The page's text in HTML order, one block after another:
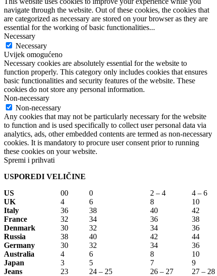
navigate through the website. Out of these cookies, the cookies that
are categorized as necessary are stored on your browser as they are
essential for the working of basic functionalities...
Necessary
Necessary
Uvijek omogućeno
Necessary cookies are absolutely essential for the website to
function properly. This category only includes cookies that ensures
basic functionalities and security features of the website. These
cookies do not store any personal information.
Non-necessary
Non-necessary
Any cookies that may not be particularly necessary for the website
to function and is used specifically to collect user personal data via
analytics, ads, other embedded contents are termed as non-necessary
cookies. It is mandatory to procure user consent prior to running
these cookies on your website.
Spremi i prihvati
USPOREDI VELIČINE
US
00 0 2 – 4
4 – 6
UK
4 6 8
10
Italy
36 38 40
42
France
32 34 36
38
Denmark
30 32 34
36
Russia
38 40 42
44
Germany
30 32 34
36
Australia
4 6 8
10
Japan
3 5 7
9
Jeans
23 24 – 25 26 – 27 27 – 28